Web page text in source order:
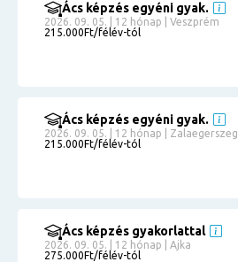
Ács képzés egyéni gyak.
2026. 09. 05. | 12 hónap | Veszprém
215.000Ft/félév-tól
Ács képzés egyéni gyak.
2026. 09. 05. | 12 hónap | Zalaegerszeg
215.000Ft/félév-tól
Ács képzés gyakorlattal
2026. 09. 05. | 12 hónap | Ajka
275.000Ft/félév-tól